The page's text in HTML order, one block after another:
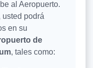
al Aeropuerto.
usted podrá
en su
de
, tales como: